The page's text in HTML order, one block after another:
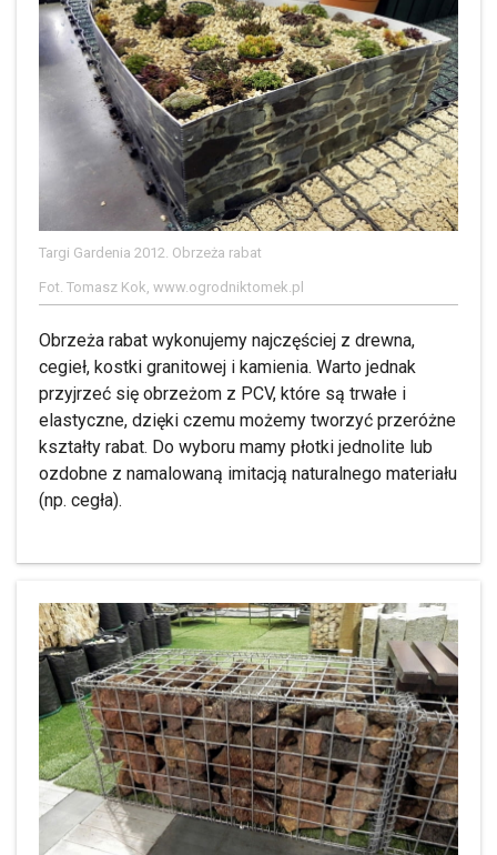
Targi Gardenia 2012. Obrzeża rabat
Fot. Tomasz Kok, www.ogrodniktomek.pl
Obrzeża rabat wykonujemy najczęściej z drewna,
cegieł, kostki granitowej i kamienia. Warto jednak
przyjrzeć się obrzeżom z PCV, które są trwałe i
elastyczne, dzięki czemu możemy tworzyć przeróżne
kształty rabat. Do wyboru mamy płotki jednolite lub
ozdobne z namalowaną imitacją naturalnego materiału
(np. cegła).